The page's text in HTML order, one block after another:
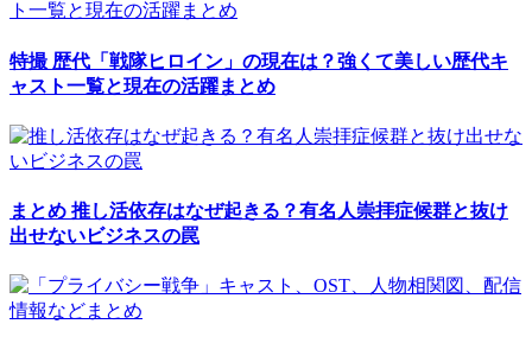
特撮 歴代「戦隊ヒロイン」の現在は？強くて美しい歴代キ
ャスト一覧と現在の活躍まとめ
まとめ 推し活依存はなぜ起きる？有名人崇拝症候群と抜け
出せないビジネスの罠